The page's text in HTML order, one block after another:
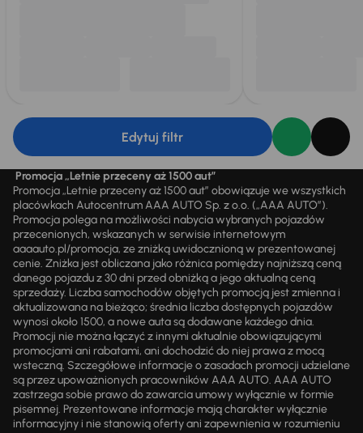
Edytuj filtr
Promocja „Letnie przeceny aż 1500 aut”
Promocja „Letnie przeceny aż 1500 aut” obowiązuje we wszystkich
placówkach Autocentrum AAA AUTO Sp. z o.o. („AAA AUTO”).
Promocja polega na możliwości nabycia wybranych pojazdów
przecenionych, wskazanych w serwisie internetowym
aaaauto.pl/promocja, ze zniżką uwidocznioną w prezentowanej
cenie. Zniżka jest obliczana jako różnica pomiędzy najniższą ceną
danego pojazdu z 30 dni przed obniżką a jego aktualną ceną
sprzedaży. Liczba samochodów objętych promocją jest zmienna i
aktualizowana na bieżąco; średnia liczba dostępnych pojazdów
wynosi około 1500, a nowe auta są dodawane każdego dnia.
Promocji nie można łączyć z innymi aktualnie obowiązującymi
promocjami ani rabatami, ani dochodzić do niej prawa z mocą
wsteczną. Szczegółowe informacje o zasadach promocji udzielane
są przez upoważnionych pracowników AAA AUTO. AAA AUTO
zastrzega sobie prawo do zawarcia umowy wyłącznie w formie
pisemnej. Prezentowane informacje mają charakter wyłącznie
informacyjny i nie stanowią oferty ani zapewnienia w rozumieniu